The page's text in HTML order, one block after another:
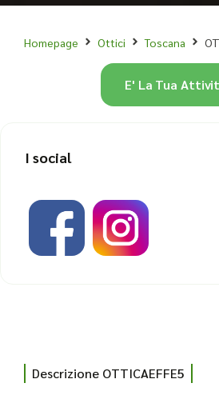
Homepage Ottici Toscana
Descrizione OTTICAEFFE5
E' La Tua
I social